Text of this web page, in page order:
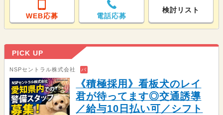
WEB応募 電話応募
検討リスト
PICK UP
NSPセントラル株式会社 バ
《積極採用》看板犬のレイ
君が待ってます◎交通誘導
／給与10日払い可／シフト